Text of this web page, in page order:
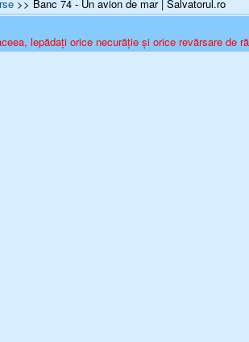
>> Banc 74 - Un avion de mar | Salvatorul.ro
lepădați orice necurăție și orice revărsare de